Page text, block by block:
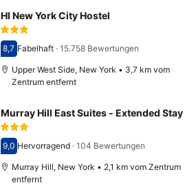
HI New York City Hostel
Bewertet mit 8,7
8,7 Fabelhaft· 15.758 Bewertungen
Upper West Side, New York • 3,7 km vom
Zentrum entfernt
Murray Hill East Suites - Extended Stay
Bewertet mit 9,0
9,0 Hervorragend· 104 Bewertungen
Murray Hill, New York • 2,1 km vom Zentrum
entfernt